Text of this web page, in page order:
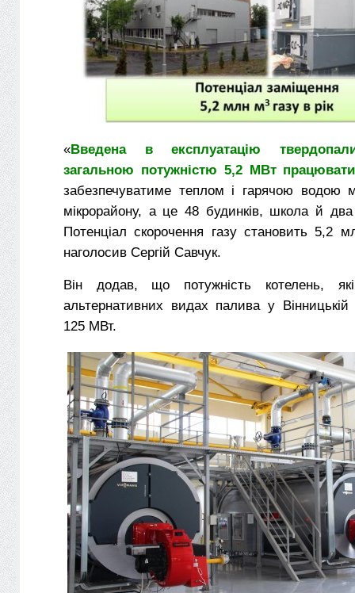
«Введена в експлуатацію
загальною потужністю 5,2 МВт
забезпечуватиме теплом і гарячою водою
мікрорайону, а це 48 будинків, школа й два
Потенціал скорочення газу становить 5,2
наголосив Сергій Савчук.
Він додав, що потужність котелень,
альтернативних видах палива у Вінницькій
125 МВт.